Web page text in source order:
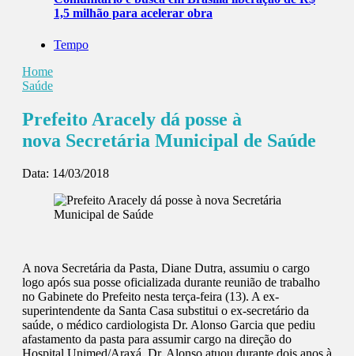
1,5 milhão para acelerar obra
Tempo
Home
Saúde
Prefeito Aracely dá posse à
nova Secretária Municipal de Saúde
Data: 14/03/2018
A nova Secretária da Pasta, Diane Dutra, assumiu o cargo
logo após sua posse oficializada durante reunião de trabalho
no Gabinete do Prefeito nesta terça-feira (13). A ex-
superintendente da Santa Casa substitui o ex-secretário da
saúde, o médico cardiologista Dr. Alonso Garcia que pediu
afastamento da pasta para assumir cargo na direção do